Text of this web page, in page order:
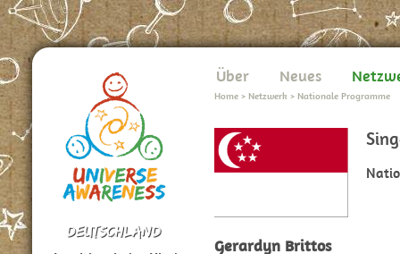
Über Neues
Home > Netzwerk > Nationale Programme
Gerardyn Brittos